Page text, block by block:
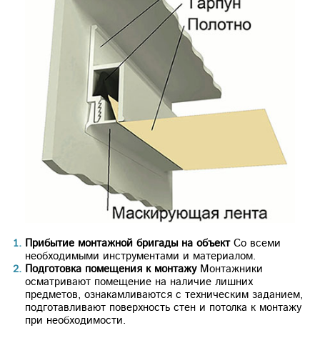
Прибытие монтажной бригады на объектCо всеми
необходимыми инструментами и материалом.
Подготовка помещения к монтажуМонтажники
осматривают помещение на наличие лишних
предметов, ознакамливаются с техническим заданием,
подготавливают поверхность стен и потолка к монтажу
при необходимости.